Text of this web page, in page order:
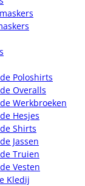
Poloshirts
Overalls
Werkbroeken
Hesjes
Shirts
Jassen
Truien
Vesten
Kledij